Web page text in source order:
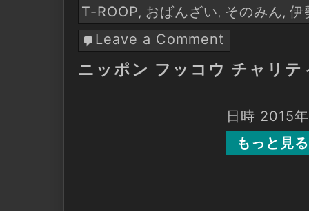
T-ROOP, おばんざい, そのみん, 伊
Leave a Comment
ニ
ッ
フ
コ
ニッポン フッコウ チャリ
日時 2015
もっと見る